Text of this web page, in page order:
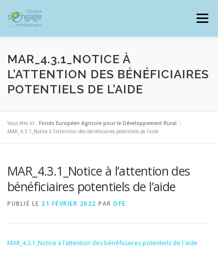
contenu
Menu
PROGRAMMES J’AI UN PROJET
JE SUIS BÉNÉFICIAIRE
SIGNALER UNE FRAUDE
MAR_4.3.1_NOTICE À
L’ATTENTION DES BÉNÉFICIAIRES
POTENTIELS DE L’AIDE
Vous êtes ici : Fonds Européen Agricole pour le Développement Rural >
MAR_4.3.1_Notice à l’attention des bénéficiaires potentiels de l’aide
MAR_4.3.1_Notice à l’attention des
bénéficiaires potentiels de l’aide
PUBLIÉ LE 21 FÉVRIER 2022 PAR DFE
MAR_4.3.1_Notice à l’attention des bénéficiaires potentiels de l'aide